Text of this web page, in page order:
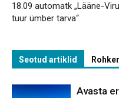
18.09 automatk „Lääne-
tuur ümber tarva“
Seotud artiklid
Avasta